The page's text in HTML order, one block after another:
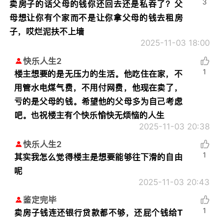
卖房子的话父母的钱你还回去还是私吞了？父
母想让你有个家而不是让你拿父母的钱去租房
子，哎烂泥扶不上墙
2025-11-03 18:00
3
快乐人生2
楼主想要的是无压力的生活。他吃住在家，不
用管水电煤气费，不用付网费，他现在卖了，
亏的是父母的钱。希望他的父母多为自己考虑
吧。也祝楼主有个快乐愉快无烦恼的人生
2025-11-03 20:38
1
快乐人生2
其实我怎么觉得楼主是想要能够往下滑的自由
呢
2025-11-03 20:43
1
鉴定完毕
卖房子钱连还银行贷款都不够，还屁个钱给T
1